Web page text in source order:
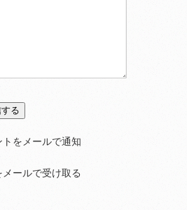
をメールで通知
ールで受け取る